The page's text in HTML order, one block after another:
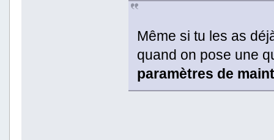
Même si tu les as
quand on pose une
paramètres de